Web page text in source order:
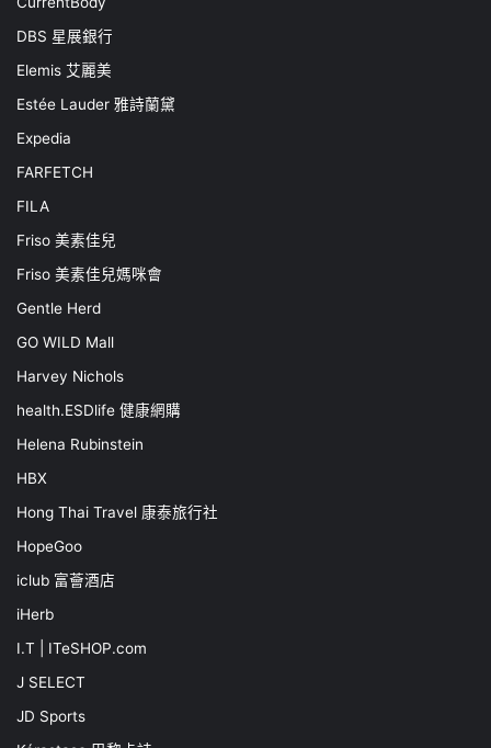
DBS 星展銀行
Elemis 艾麗美
Estée Lauder 雅詩蘭黛
Expedia
FARFETCH
FILA
Friso 美素佳兒
Friso 美素佳兒媽咪會
Gentle Herd
GO WILD Mall
Harvey Nichols
health.ESDlife 健康網購
Helena Rubinstein
HBX
Hong Thai Travel 康泰旅行社
HopeGoo
iclub 富薈酒店
iHerb
I.T | ITeSHOP.com
J SELECT
JD Sports